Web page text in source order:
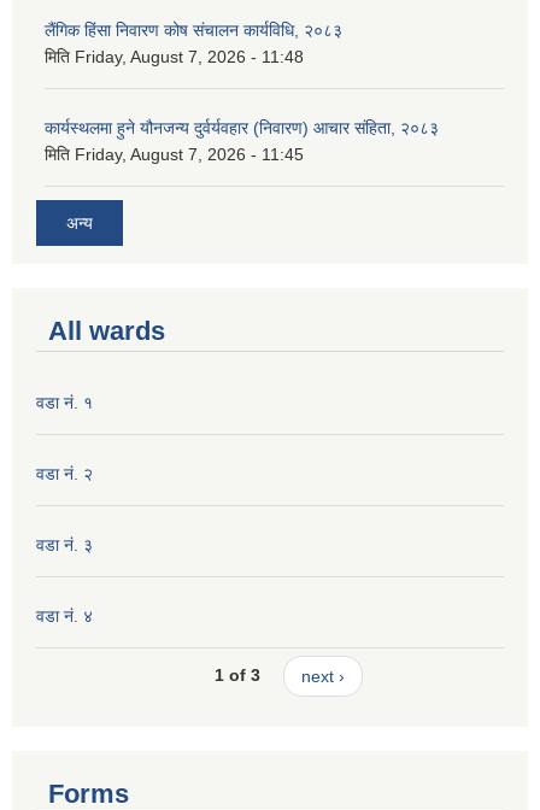
लैंगिक हिंसा निवारण कोष संचालन कार्यविधि, २०८३
मिति Friday, August 7, 2026 - 11:48
कार्यस्थलमा हुने यौनजन्य दुर्वर्यवहार (निवारण) आचार संहिता, २०८३
मिति Friday, August 7, 2026 - 11:45
अन्य
All wards
वडा नं. १
वडा नं. २
वडा नं. ३
वडा नं. ४
1 of 3 next ›
Forms